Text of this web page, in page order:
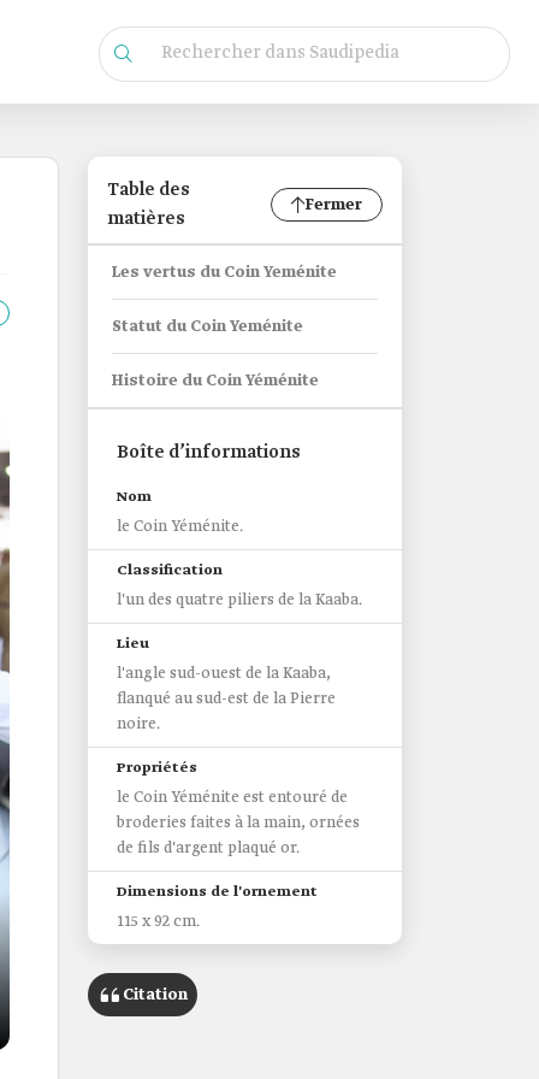
Table des
matières
Fermer
Les vertus du Coin Yeménite
Statut du Coin Yeménite
Histoire du Coin Yéménite
Boîte d’informations
Nom
le Coin Yéménite.
Classification
l'un des quatre piliers de la Kaaba.
Lieu
l'angle sud-ouest de la Kaaba,
flanqué au sud-est de la Pierre
noire.
Propriétés
le Coin Yéménite est entouré de
broderies faites à la main, ornées
de fils d'argent plaqué or.
Dimensions de l'ornement
115 x 92 cm.
Citation